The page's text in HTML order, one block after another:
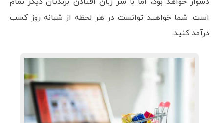
است. شما خواهید توانست در هر لحظه از شبانه روز کسب
درآمد کنید.